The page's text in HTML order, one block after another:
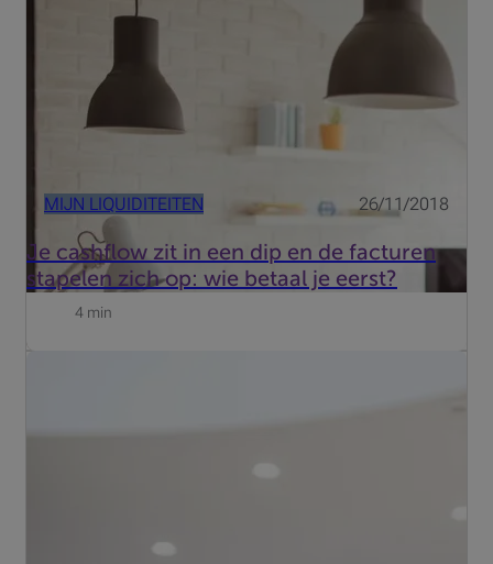
MIJN LIQUIDITEITEN 26/11/2018
Je cashflow zit in een dip en de facturen
stapelen zich op: wie betaal je eerst?
elkaar afgestemd zijn. Misschien wacht je op de betali...
4 min